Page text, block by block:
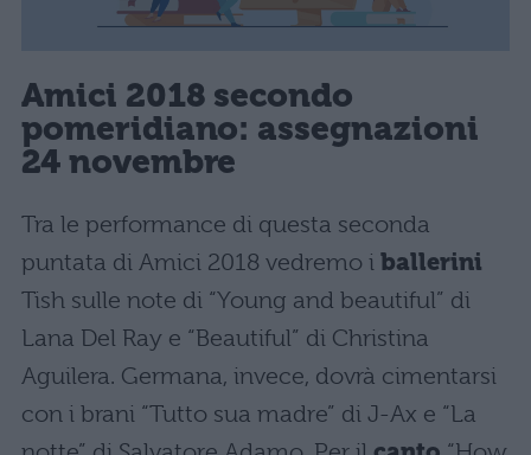
Amici 2018 secondo
pomeridiano: assegnazioni
24 novembre
Tra le performance di questa seconda
puntata di Amici 2018 vedremo i ballerini
Tish sulle note di “Young and beautiful” di
Lana Del Ray e “Beautiful” di Christina
Aguilera. Germana, invece, dovrà cimentarsi
con i brani “Tutto sua madre” di J-Ax e “La